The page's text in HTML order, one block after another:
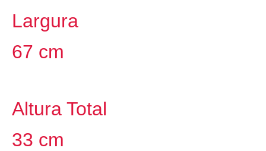
Largura
67 cm
Altura Total
33 cm